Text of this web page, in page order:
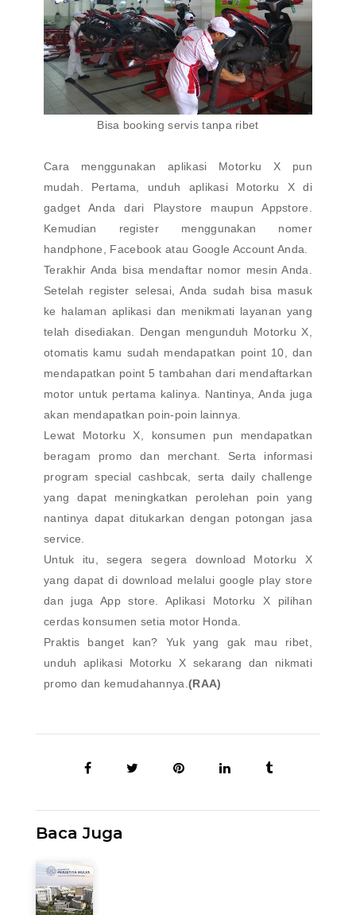
Bisa booking servis tanpa ribet
Cara menggunakan aplikasi Motorku X pun
mudah. Pertama, unduh aplikasi Motorku X di
gadget Anda dari Playstore maupun Appstore.
Kemudian register menggunakan nomer
handphone, Facebook atau Google Account Anda.
Terakhir Anda bisa mendaftar nomor mesin Anda.
Setelah register selesai, Anda sudah bisa masuk
ke halaman aplikasi dan menikmati layanan yang
telah disediakan. Dengan mengunduh Motorku X,
otomatis kamu sudah mendapatkan point 10, dan
mendapatkan point 5 tambahan dari mendaftarkan
motor untuk pertama kalinya. Nantinya, Anda juga
akan mendapatkan poin-poin lainnya.
Lewat Motorku X, konsumen pun mendapatkan
beragam promo dan merchant. Serta informasi
program special cashbcak, serta daily challenge
yang dapat meningkatkan perolehan poin yang
nantinya dapat ditukarkan dengan potongan jasa
service.
Untuk itu, segera segera download Motorku X
yang dapat di download melalui google play store
dan juga App store. Aplikasi Motorku X pilihan
cerdas konsumen setia motor Honda.
Praktis banget kan? Yuk yang gak mau ribet,
unduh aplikasi Motorku X sekarang dan nikmati
promo dan kemudahannya. (RAA)
Baca Juga